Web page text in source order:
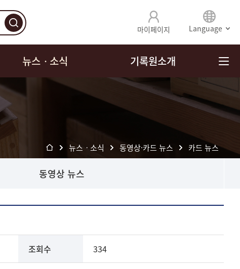
마이페이지 Language
뉴스ㆍ소식 기록원소개
뉴스ㆍ소식 동영상·카드 뉴스 카드 뉴스
동영상 뉴스
조회수 334